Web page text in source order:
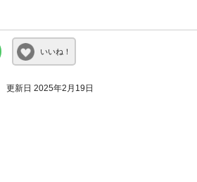
いいね！
更新日 2025年2月19日